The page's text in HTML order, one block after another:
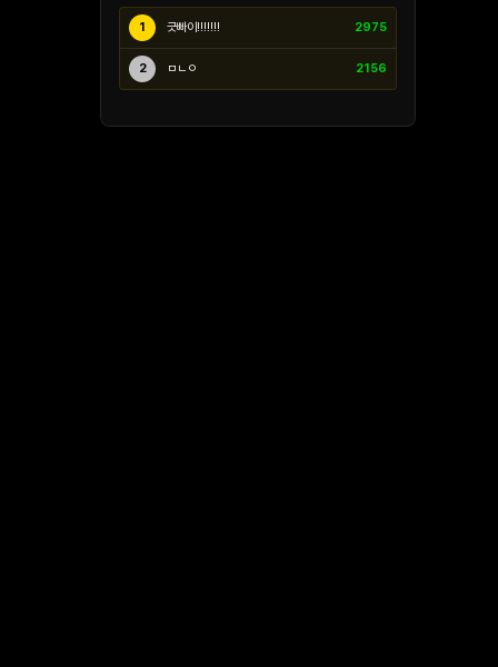
1 긋빠이!!!!!!! 2975
2 ㅁㄴㅇ 2156